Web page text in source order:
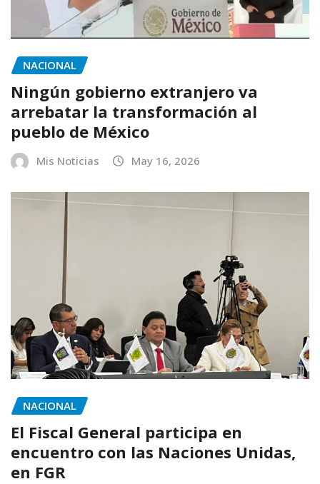
NACIONAL
Ningún gobierno extranjero va
arrebatar la transformación al
pueblo de México
Mis Noticias May 16, 2026
NACIONAL
El Fiscal General participa en
encuentro con las Naciones Unidas,
en FGR